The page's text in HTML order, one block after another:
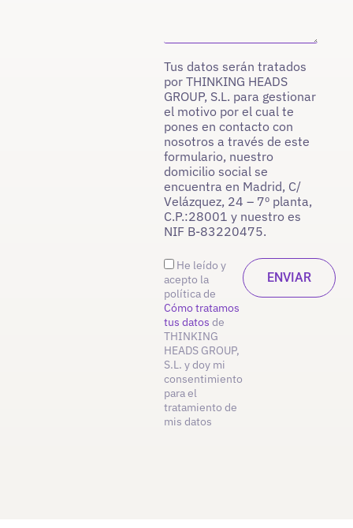
Tus datos serán tratados
por THINKING HEADS
GROUP, S.L. para gestionar
el motivo por el cual te
pones en contacto con
nosotros a través de este
formulario, nuestro
domicilio social se
encuentra en Madrid, C/
Velázquez, 24 – 7º planta,
C.P.:28001 y nuestro es
NIF B-83220475.
He leído y
acepto la
política de
Cómo tratamos
tus datos de
THINKING
HEADS GROUP,
S.L. y doy mi
consentimiento
para el
tratamiento de
mis datos